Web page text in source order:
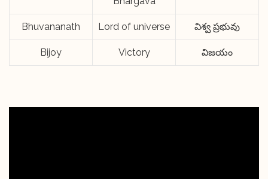
Bhuvananath Lord of universe విశ్వ ప్రభువు
Bijoy Victory విజయం